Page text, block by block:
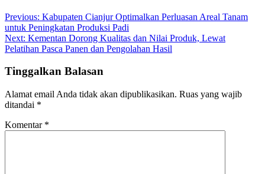
Previous: Kabupaten Cianjur Optimalkan Perluasan Areal Tanam
untuk Peningkatan Produksi Padi
Next: Kementan Dorong Kualitas dan Nilai Produk, Lewat
Pelatihan Pasca Panen dan Pengolahan Hasil
Tinggalkan Balasan
Alamat email Anda tidak akan dipublikasikan. Ruas yang wajib
ditandai *
Komentar *